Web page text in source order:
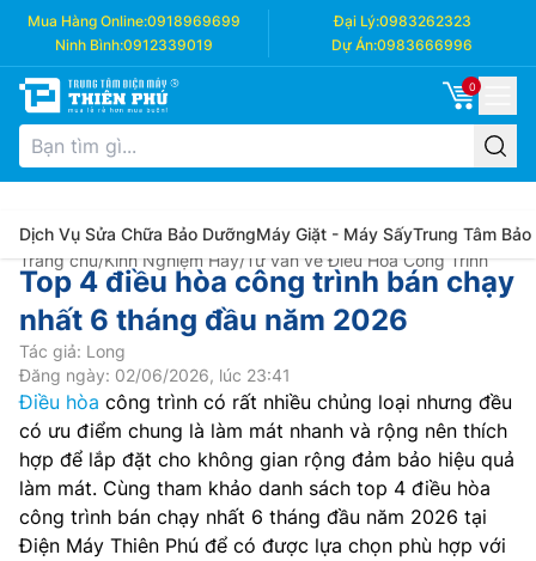
Mua Hàng Online:0918969699 Đại Lý:0983262323
Ninh Bình:0912339019 Dự Án:0983666996
0
Dịch Vụ Sửa Chữa Bảo DưỡngMáy Giặt - Máy SấyTrung Tâm Bảo
Trang chủ/Kinh Nghiệm Hay/Tư vấn về Điều Hòa Công Trình
Top 4 điều hòa công trình bán chạy
nhất 6 tháng đầu năm 2026
Tác giả: Long
Đăng ngày: 02/06/2026, lúc 23:41
Điều hòa công trình có rất nhiều chủng loại nhưng đều
có ưu điểm chung là làm mát nhanh và rộng nên thích
hợp để lắp đặt cho không gian rộng đảm bảo hiệu quả
làm mát. Cùng tham khảo danh sách top 4 điều hòa
công trình bán chạy nhất 6 tháng đầu năm 2026 tại
Điện Máy Thiên Phú để có được lựa chọn phù hợp với